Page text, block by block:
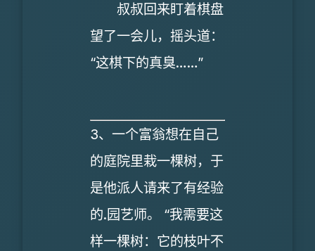
叔叔回来盯着棋盘
望了一会儿，摇头道：
“这棋下的真臭……”
3、一个富翁想在自己
的庭院里栽一棵树，于
是他派人请来了有经验
的.园艺师。 “我需要这
样一棵树：它的枝叶不